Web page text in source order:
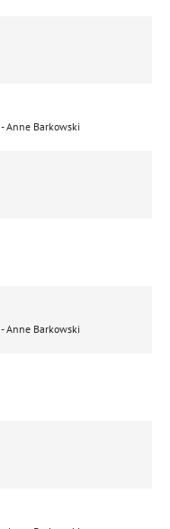
Anne Barkowski
Anne Barkowski